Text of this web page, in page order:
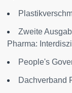
Zweite
Pharma:
People's
Dachverband